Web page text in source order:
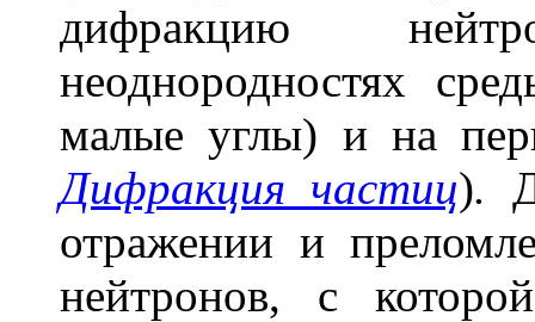
дифракцию
неоднородностях
малые углы) и на
Дифракция частиц).
отражении и
нейтронов, с